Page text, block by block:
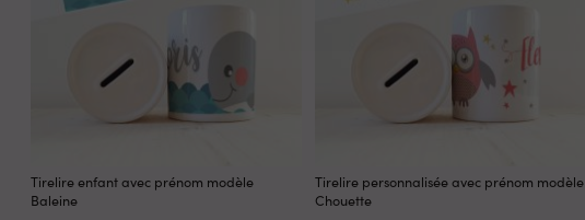
Tirelire enfant avec prénom modèle
Baleine
Tirelire personnalisée avec prénom modèle
Chouette